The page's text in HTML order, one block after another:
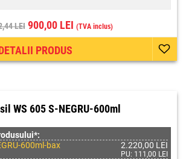
LEI900,00 LEI (TVA inclus)
PRODUS
WS 605 S-NEGRU-600ml
600ml-bax
2.220,00 LEI
PU: 111,00 LEI